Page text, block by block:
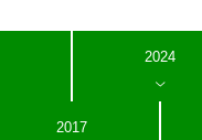
2024
2017